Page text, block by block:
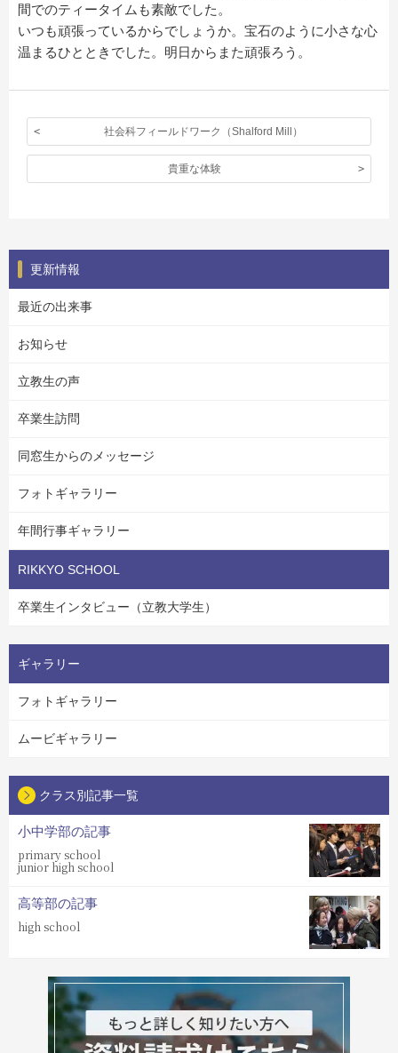
間でのティータイムも素敵でした。
いつも頑張っているからでしょうか。宝石のように小さな心
温まるひとときでした。明日からまた頑張ろう。
社会科フィールドワーク（Shalford Mill）
貴重な体験
更新情報
最近の出来事
お知らせ
立教生の声
卒業生訪問
同窓生からのメッセージ
フォトギャラリー
年間行事ギャラリー
RIKKYO SCHOOL
卒業生インタビュー（立教大学生）
ギャラリー
フォトギャラリー
ムービギャラリー
クラス別記事一覧
小中学部の記事
primary school
junior high school
高等部の記事
high school